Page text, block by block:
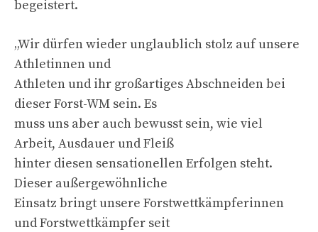
begeistert.
„Wir dürfen wieder unglaublich stolz auf unsere
Athletinnen und
Athleten und ihr großartiges Abschneiden bei
dieser Forst-WM sein. Es
muss uns aber auch bewusst sein, wie viel
Arbeit, Ausdauer und Fleiß
hinter diesen sensationellen Erfolgen steht.
Dieser außergewöhnliche
Einsatz bringt unsere Forstwettkämpferinnen
und Forstwettkämpfer seit